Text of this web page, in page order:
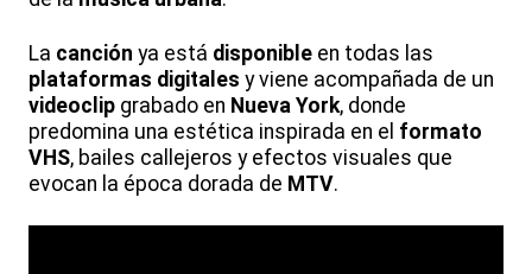
La canción ya está disponible en todas las
plataformas digitales y viene acompañada de un
videoclip grabado en Nueva York, donde
predomina una estética inspirada en el formato
VHS, bailes callejeros y efectos visuales que
evocan la época dorada de MTV.